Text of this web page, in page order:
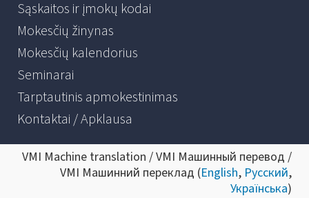
Sąskaitos ir įmokų kodai
Mokesčių žinynas
Mokesčių kalendorius
Seminarai
Tarptautinis apmokestinimas
Kontaktai / Apklausa
VMI Machine translation / VMI Машинный перевод /
VMI Машинний переклад (English, Русский,
Українська)